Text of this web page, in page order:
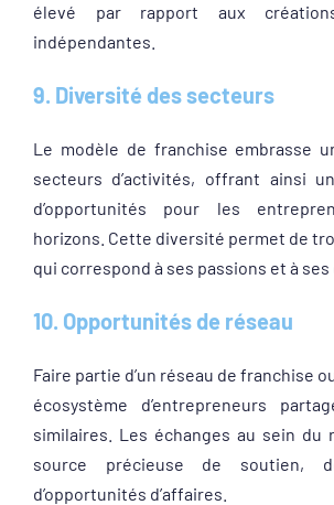
élevé par rapport aux créations
indépendantes.
9. Diversité des secteurs
Le modèle de franchise embrasse
secteurs d’activités, offrant ainsi
d’opportunités pour les
horizons. Cette diversité permet de
qui correspond à ses passions et à ses
10. Opportunités de réseau
Faire partie d’un réseau de franchise
écosystème d’entrepreneurs
similaires. Les échanges au sein du
source précieuse de soutien,
d’opportunités d’affaires.